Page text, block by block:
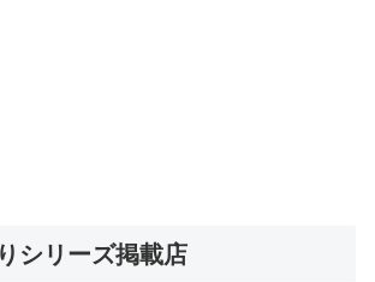
シリーズ掲載店